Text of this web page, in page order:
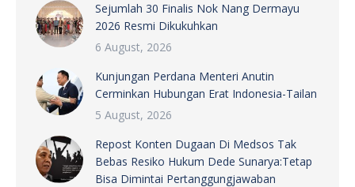
Sejumlah 30 Finalis Nok Nang Dermayu
2026 Resmi Dikukuhkan
6 August, 2026
Kunjungan Perdana Menteri Anutin
Cerminkan Hubungan Erat Indonesia-Tailan
5 August, 2026
Repost Konten Dugaan Di Medsos Tak
Bebas Resiko Hukum Dede Sunarya:Tetap
Bisa Dimintai Pertanggungjawaban